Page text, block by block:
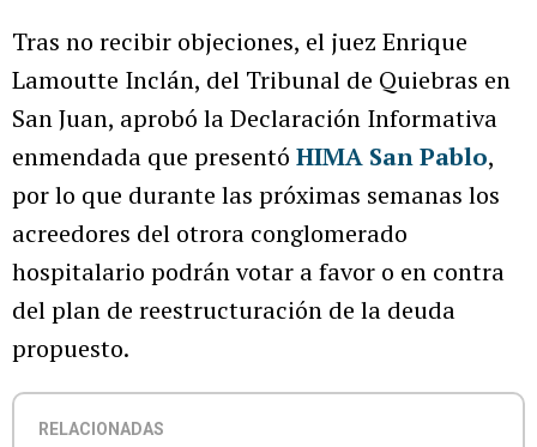
Tras no recibir objeciones, el juez Enrique
Lamoutte Inclán, del Tribunal de Quiebras en
San Juan, aprobó la Declaración Informativa
enmendada que presentó HIMA San Pablo,
por lo que durante las próximas semanas los
acreedores del otrora conglomerado
hospitalario podrán votar a favor o en contra
del plan de reestructuración de la deuda
propuesto.
RELACIONADAS